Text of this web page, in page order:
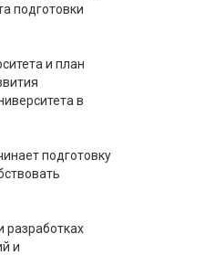
подготовки
и план
в
подготовку
разработках
и